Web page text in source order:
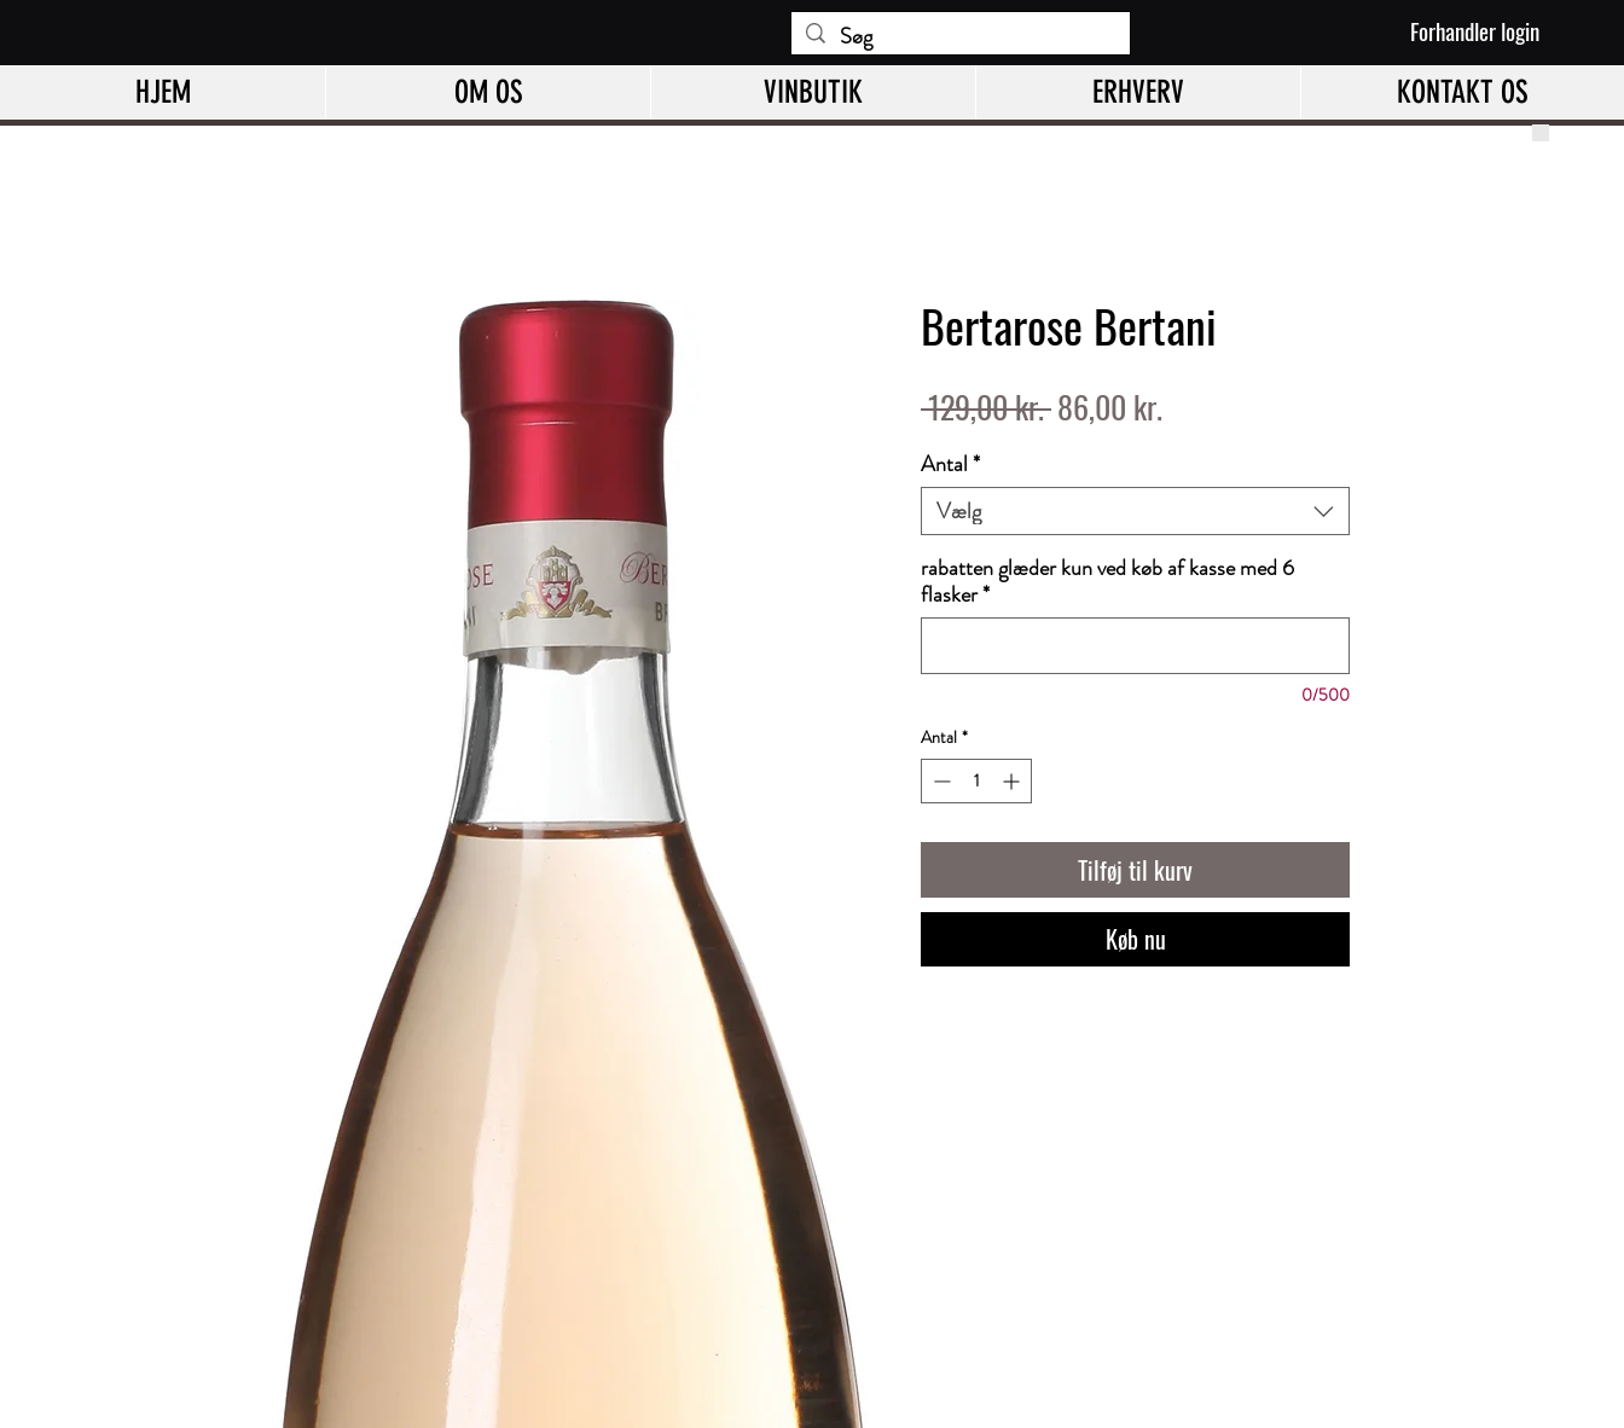
Forhandler login
HJEM OM OS VINBUTIK ERHVERV KONTAKT OS
Bertarose Bertani
129,00 kr. Regulær
86,00 kr.
Antal*
Vælg
rabatten glæder kun ved køb af kasse med 6
flasker*
0/500
Antal *
Tilføj til kurv
Køb nu